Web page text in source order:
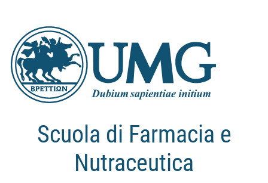
Scuola di Farmacia e
Nutraceutica